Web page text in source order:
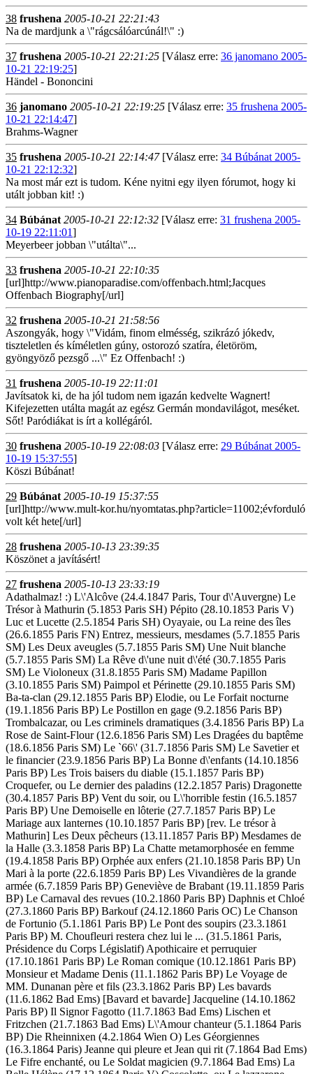
38 frushena 2005-10-21 22:21:43
Na de mardjunk a \"rágcsálóarcúnál!\" :)
37 frushena 2005-10-21 22:21:25 [Válasz erre: 36 janomano 2005-
10-21 22:19:25]
Händel - Bononcini
36 janomano 2005-10-21 22:19:25 [Válasz erre: 35 frushena 2005-
10-21 22:14:47]
Brahms-Wagner
35 frushena 2005-10-21 22:14:47[Válasz erre: 34 Búbánat 2005-
10-21 22:12:32]
Na most már ezt is tudom. Kéne nyitni egy ilyen fórumot, hogy ki
utált jobban kit! :)
34 Búbánat 2005-10-21 22:12:32 [Válasz erre: 31 frushena 2005-
10-19 22:11:01]
Meyerbeer jobban \"utálta\"...
33 frushena 2005-10-21 22:10:35
[url]http://www.pianoparadise.com/offenbach.html;Jacques
Offenbach Biography[/url]
32 frushena 2005-10-21 21:58:56
Aszongyák, hogy \"Vidám, finom elmésség, szikrázó jókedv,
tiszteletlen és kíméletlen gúny, ostorozó szatíra, életöröm,
gyöngyöző pezsgő ...\" Ez Offenbach! :)
31 frushena 2005-10-19 22:11:01
Javítsatok ki, de ha jól tudom nem igazán kedvelte Wagnert!
Kifejezetten utálta magát az egész Germán mondavilágot, meséket.
Sőt! Paródiákat is írt a kollégáról.
30 frushena 2005-10-19 22:08:03 [Válasz erre: 29 Búbánat 2005-
10-19 15:37:55]
Köszi Búbánat!
29 Búbánat 2005-10-19 15:37:55
[url]http://www.mult-kor.hu/nyomtatas.php?article=11002;évforduló
volt két hete[/url]
28 frushena 2005-10-13 23:39:35
Köszönet a javításért!
27 frushena 2005-10-13 23:33:19
Adathalmaz! :) L\'Alcôve (24.4.1847 Paris, Tour d\'Auvergne) Le
Trésor à Mathurin (5.1853 Paris SH) Pépito (28.10.1853 Paris V)
Luc et Lucette (2.5.1854 Paris SH) Oyayaie, ou La reine des îles
(26.6.1855 Paris FN) Entrez, messieurs, mesdames (5.7.1855 Paris
SM) Les Deux aveugles (5.7.1855 Paris SM) Une Nuit blanche
(5.7.1855 Paris SM) La Rêve d\'une nuit d\'été (30.7.1855 Paris
SM) Le Violoneux (31.8.1855 Paris SM) Madame Papillon
(3.10.1855 Paris SM) Paimpol et Périnette (29.10.1855 Paris SM)
Ba-ta-clan (29.12.1855 Paris BP) Elodie, ou Le Forfait nocturne
(19.1.1856 Paris BP) Le Postillon en gage (9.2.1856 Paris BP)
Trombalcazar, ou Les criminels dramatiques (3.4.1856 Paris BP) La
Rose de Saint-Flour (12.6.1856 Paris SM) Les Dragées du baptême
(18.6.1856 Paris SM) Le `66\' (31.7.1856 Paris SM) Le Savetier et
le financier (23.9.1856 Paris BP) La Bonne d\'enfants (14.10.1856
Paris BP) Les Trois baisers du diable (15.1.1857 Paris BP)
Croquefer, ou Le dernier des paladins (12.2.1857 Paris) Dragonette
(30.4.1857 Paris BP) Vent du soir, ou L\'horrible festin (16.5.1857
Paris BP) Une Demoiselle en lôterie (27.7.1857 Paris BP) Le
Mariage aux lanternes (10.10.1857 Paris BP) [rev. Le trésor à
Mathurin] Les Deux pêcheurs (13.11.1857 Paris BP) Mesdames de
la Halle (3.3.1858 Paris BP) La Chatte metamorphosée en femme
(19.4.1858 Paris BP) Orphée aux enfers (21.10.1858 Paris BP) Un
Mari à la porte (22.6.1859 Paris BP) Les Vivandières de la grande
armée (6.7.1859 Paris BP) Geneviève de Brabant (19.11.1859 Paris
BP) Le Carnaval des revues (10.2.1860 Paris BP) Daphnis et Chloé
(27.3.1860 Paris BP) Barkouf (24.12.1860 Paris OC) Le Chanson
de Fortunio (5.1.1861 Paris BP) Le Pont des soupirs (23.3.1861
Paris BP) M. Choufleuri restera chez lui le ... (31.5.1861 Paris,
Présidence du Corps Législatif) Apothicaire et perruquier
(17.10.1861 Paris BP) Le Roman comique (10.12.1861 Paris BP)
Monsieur et Madame Denis (11.1.1862 Paris BP) Le Voyage de
MM. Dunanan père et fils (23.3.1862 Paris BP) Les bavards
(11.6.1862 Bad Ems) [Bavard et bavarde] Jacqueline (14.10.1862
Paris BP) Il Signor Fagotto (11.7.1863 Bad Ems) Lischen et
Fritzchen (21.7.1863 Bad Ems) L\'Amour chanteur (5.1.1864 Paris
BP) Die Rheinnixen (4.2.1864 Wien O) Les Géorgiennes
(16.3.1864 Paris) Jeanne qui pleure et Jean qui rit (7.1864 Bad Ems)
Le Fifre enchanté, ou Le Soldat magicien (9.7.1864 Bad Ems) La